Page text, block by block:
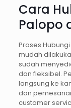
Cara
Palopo
Proses
mudah
sudah
dan fleksibel.
langsung ke
dan
customer